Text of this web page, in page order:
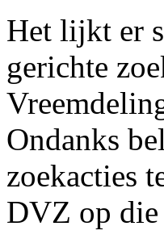
Het lijkt er
gerichte
Ondanks
zoekacties
DVZ op die